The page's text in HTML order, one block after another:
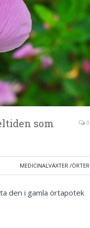
som
0
MEDICINALVÄXTER /ÖRTER
den i gamla örtapotek